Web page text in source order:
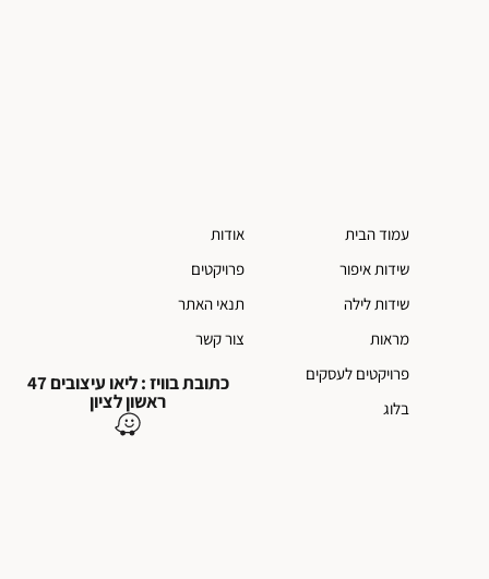
עמוד הבית
שידות איפור
שידות לילה
מראות
פרויקטים לעסקים
בלוג
אודות
פרויקטים
תנאי האתר
צור קשר
כתובת בוויז : ליאו עיצובים 47
ראשון לציון